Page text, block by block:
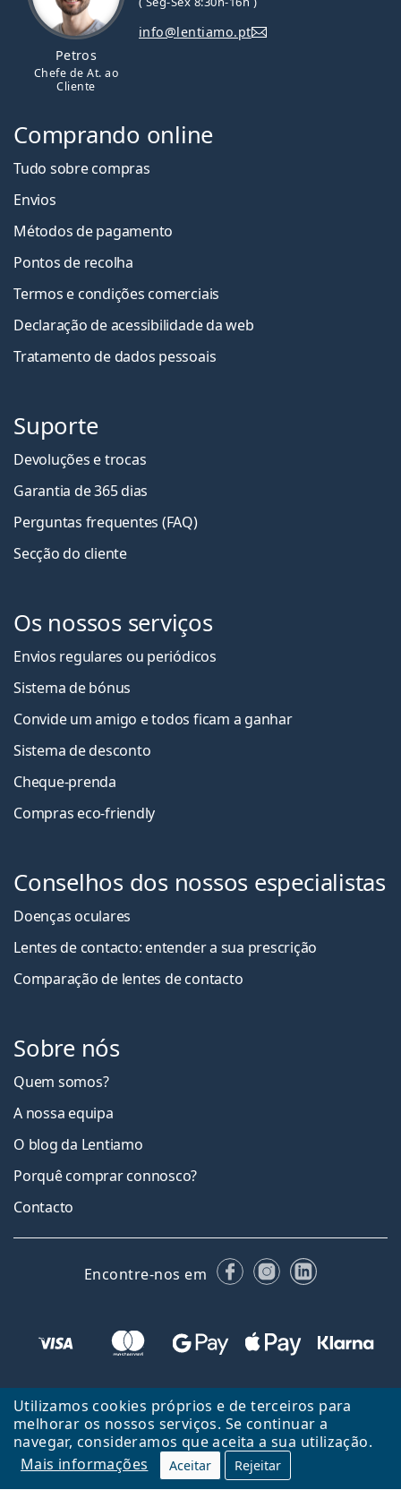
Utilizamos cookies próprios e de terceiros para
melhorar os nossos serviços. Se continuar a
navegar, consideramos que aceita a sua utilização.
Mais informações
Aceitar Rejeitar
Petros
Chefe de At. ao
Cliente
info@lentiamo.pt
Comprando online
Tudo sobre compras
Envios
Métodos de pagamento
Pontos de recolha
Termos e condições comerciais
Declaração de acessibilidade da web
Tratamento de dados pessoais
Suporte
Devoluções e trocas
Garantia de 365 dias
Perguntas frequentes (FAQ)
Secção do cliente
Os nossos serviços
Envios regulares ou periódicos
Sistema de bónus
Convide um amigo e todos ficam a ganhar
Sistema de desconto
Cheque-prenda
Compras eco-friendly
Conselhos dos nossos especialistas
Doenças oculares
Lentes de contacto: entender a sua prescrição
Comparação de lentes de contacto
Sobre nós
Quem somos?
A nossa equipa
O blog da Lentiamo
Porquê comprar connosco?
Contacto
Encontre-nos em FacebookInstagram
LinkedIn
Voltar ao início
Cima